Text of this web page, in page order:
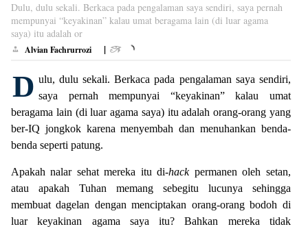
Dulu, dulu sekali. Berkaca pada pengalaman saya sendiri, saya pernah
mempunyai “keyakinan” kalau umat beragama lain (di luar agama
saya) itu adalah or
Alvian Fachrurrozi |
D ulu, dulu sekali. Berkaca pada pengalaman saya sendiri,
saya pernah mempunyai “keyakinan” kalau umat
beragama lain (di luar agama saya) itu adalah orang-orang yang
ber-IQ jongkok karena menyembah dan menuhankan benda-
benda seperti patung.
Apakah nalar sehat mereka itu di-hackpermanen oleh setan,
atau apakah Tuhan memang sebegitu lucunya sehingga
membuat dagelan dengan menciptakan orang-orang bodoh di
luar keyakinan agama saya itu? Bahkan mereka tidak